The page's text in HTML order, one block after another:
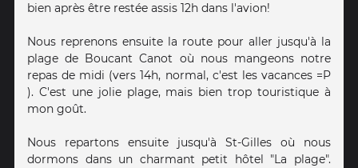
bien après être restée assis 12h dans l'avion!
Nous reprenons ensuite la route pour aller jusqu'à la
plage de Boucant Canot où nous mangeons notre
repas de midi (vers 14h, normal, c'est les vacances =P
). C'est une jolie plage, mais bien trop touristique à
mon goût.
Nous repartons ensuite jusqu'à St-Gilles où nous
dormons dans un charmant petit hôtel "La plage".